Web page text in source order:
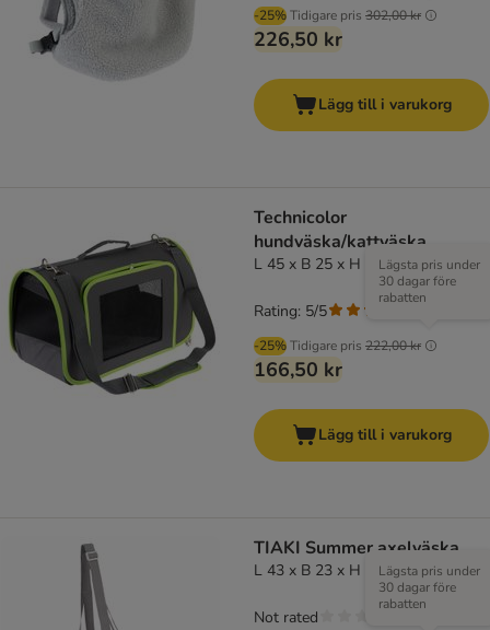
-25%Tidigare pris 302,00 kr
226,50 kr
Lägg till i varukorg
Technicolor
hundväska/kattväska
L 45 x B 25 x H 28 cm
-25%Tidigare pris 222,00 kr
Lägsta pris under
30 dagar före
rabatten
166,50 kr
Rating: 5/5
Lägg till i varukorg
TIAKI Summer axelväska
L 43 x B 23 x H 25 cmLägsta pris under
30 dagar före
rabatten
Not rated